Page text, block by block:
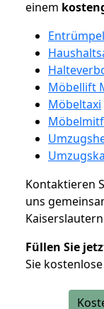
einem
Möbellift
Möbeltaxi
Kontaktieren
uns
Füllen Sie
Sie